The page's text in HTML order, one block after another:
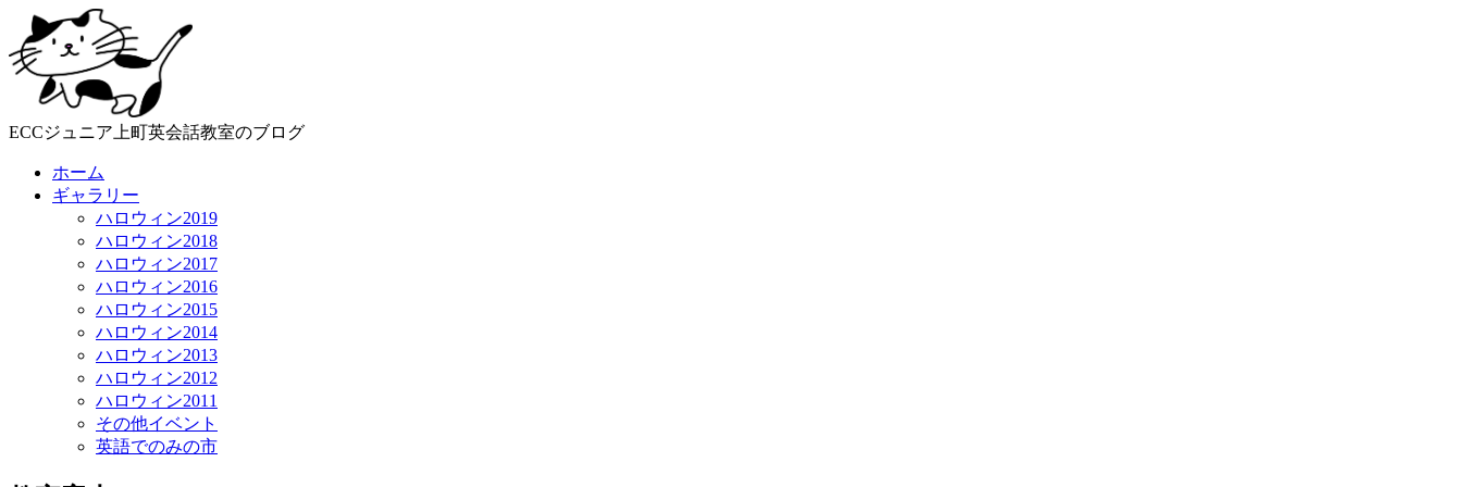
ECCジュニア上町英会話教室のブログ
ホーム
ギャラリー
ハロウィン2019
ハロウィン2018
ハロウィン2017
ハロウィン2016
ハロウィン2015
ハロウィン2014
ハロウィン2013
ハロウィン2012
ハロウィン2011
その他イベント
英語でのみの市